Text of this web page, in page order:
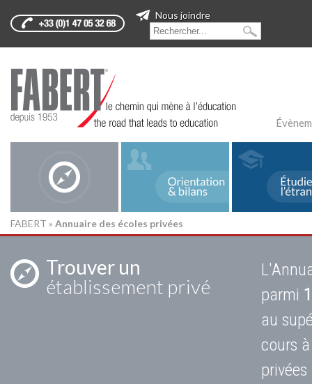
Nous joindre
FABERT » Annuaire des écoles privées
Trouver un
établissement privé
parmi
au
cours